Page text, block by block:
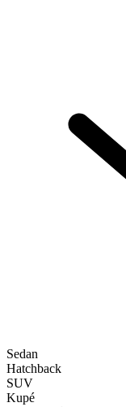
Sedan
Hatchback
SUV
Kupé